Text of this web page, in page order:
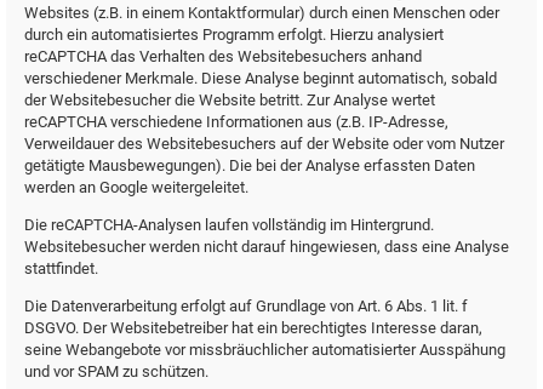
Websites (z.B. in einem Kontaktformular) durch einen Menschen oder
durch ein automatisiertes Programm erfolgt. Hierzu analysiert
reCAPTCHA das Verhalten des Websitebesuchers anhand
verschiedener Merkmale. Diese Analyse beginnt automatisch, sobald
der Websitebesucher die Website betritt. Zur Analyse wertet
reCAPTCHA verschiedene Informationen aus (z.B. IP-Adresse,
Verweildauer des Websitebesuchers auf der Website oder vom Nutzer
getätigte Mausbewegungen). Die bei der Analyse erfassten Daten
werden an Google weitergeleitet.
Die reCAPTCHA-Analysen laufen vollständig im Hintergrund.
Websitebesucher werden nicht darauf hingewiesen, dass eine Analyse
stattfindet.
Die Datenverarbeitung erfolgt auf Grundlage von Art. 6 Abs. 1 lit. f
DSGVO. Der Websitebetreiber hat ein berechtigtes Interesse daran,
seine Webangebote vor missbräuchlicher automatisierter Ausspähung
und vor SPAM zu schützen.